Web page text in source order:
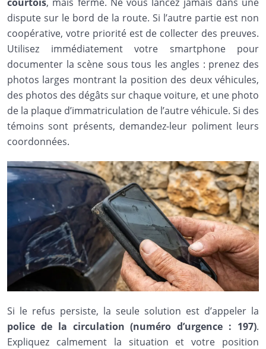
courtois, mais ferme. Ne vous lancez jamais dans une
dispute sur le bord de la route. Si l’autre partie est non
coopérative, votre priorité est de collecter des preuves.
Utilisez immédiatement votre smartphone pour
documenter la scène sous tous les angles : prenez des
photos larges montrant la position des deux véhicules,
des photos des dégâts sur chaque voiture, et une photo
de la plaque d’immatriculation de l’autre véhicule. Si des
témoins sont présents, demandez-leur poliment leurs
coordonnées.
Si le refus persiste, la seule solution est d’appeler la
police de la circulation (numéro d’urgence : 197).
Expliquez calmement la situation et votre position